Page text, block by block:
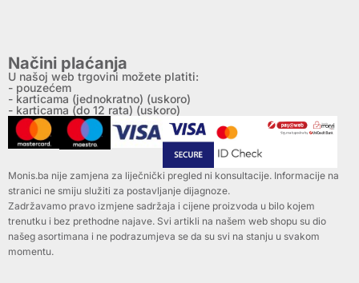
Načini plaćanja
U našoj web trgovini možete platiti:
- pouzećem
- karticama (jednokratno) (uskoro)
- karticama (do 12 rata) (uskoro)
Monis.ba nije zamjena za liječnički pregled ni konsultacije. Informacije na
stranici ne smiju služiti za postavljanje dijagnoze.
Zadržavamo pravo izmjene sadržaja i cijene proizvoda u bilo kojem
trenutku i bez prethodne najave. Svi artikli na našem web shopu su dio
našeg asortimana i ne podrazumjeva se da su svi na stanju u svakom
momentu.